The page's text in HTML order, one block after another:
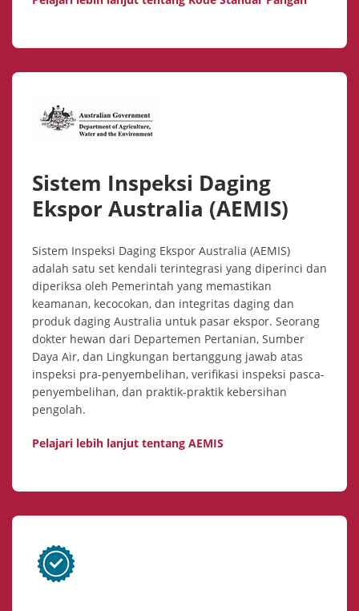
Sistem Inspeksi Daging
Ekspor Australia (AEMIS)
Sistem Inspeksi Daging Ekspor Australia (AEMIS)
adalah satu set kendali terintegrasi yang diperinci dan
diperiksa oleh Pemerintah yang memastikan
keamanan, kecocokan, dan integritas daging dan
produk daging Australia untuk pasar ekspor. Seorang
dokter hewan dari Departemen Pertanian, Sumber
Daya Air, dan Lingkungan bertanggung jawab atas
inspeksi pra-penyembelihan, verifikasi inspeksi pasca-
penyembelihan, dan praktik-praktik kebersihan
pengolah.
Pelajari lebih lanjut tentang AEMIS